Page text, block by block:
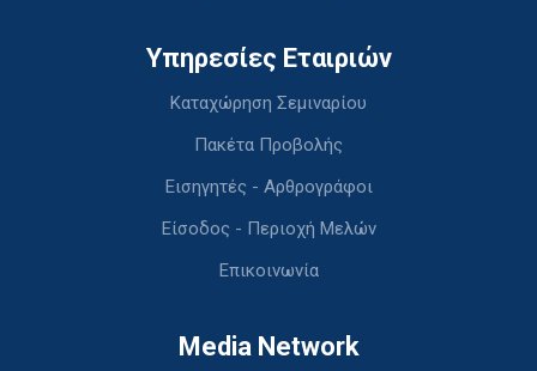
Υπηρεσίες Εταιριών
Καταχώρηση Σεμιναρίου
Πακέτα Προβολής
Εισηγητές - Αρθρογράφοι
Είσοδος - Περιοχή Μελών
Επικοινωνία
Media Network